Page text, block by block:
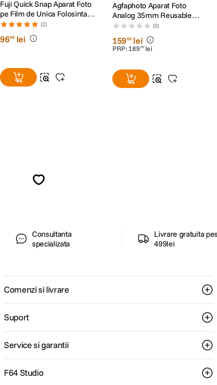
Fuji Quick Snap Aparat Foto
pe Film de Unica Folosinta
Color 35mm ISO 400 27
Expuneri
(2)
9600 lei
Agfaphoto Aparat Foto
Analog 35mm Reusable
Black
(0)
15900 lei
PRP: 189 00 lei
Consultanta
specializata
Livrare gratuita
499lei
Comenzi si livrare
Suport
Service si garantii
F64 Studio